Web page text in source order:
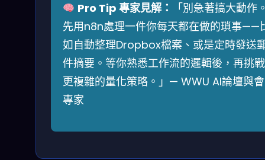
Pro Tip 專家見解：
「別急著搞大動作
先用n8n處理一件你每天都在做的瑣事——
如自動整理Dropbox檔案、或是定時發送
件摘要。等你熟悉工作流的邏輯後，再挑戰
更複雜的量化策略。」— WWU AI論壇與會
專家